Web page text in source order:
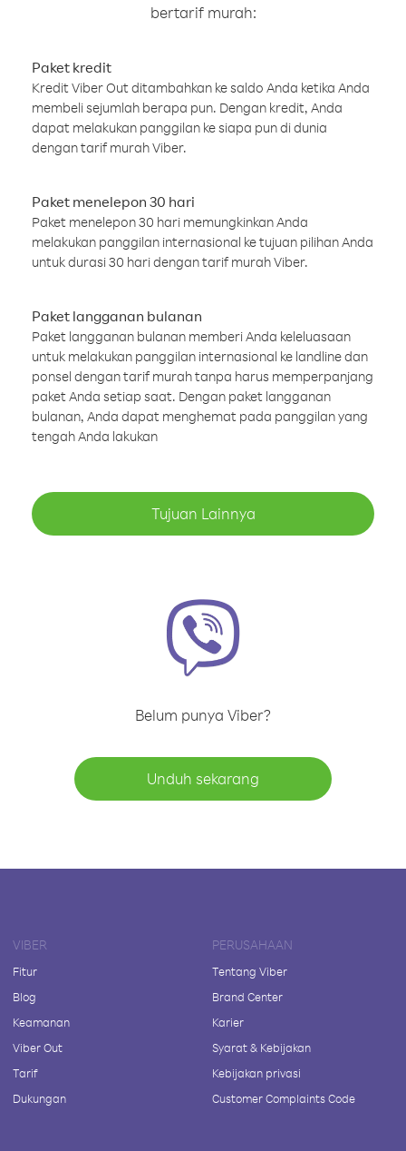
bertarif murah:
Paket kredit
Kredit Viber Out ditambahkan ke saldo Anda ketika Anda
membeli sejumlah berapa pun. Dengan kredit, Anda
dapat melakukan panggilan ke siapa pun di dunia
dengan tarif murah Viber.
Paket menelepon 30 hari
Paket menelepon 30 hari memungkinkan Anda
melakukan panggilan internasional ke tujuan pilihan Anda
untuk durasi 30 hari dengan tarif murah Viber.
Paket langganan bulanan
Paket langganan bulanan memberi Anda keleluasaan
untuk melakukan panggilan internasional ke landline dan
ponsel dengan tarif murah tanpa harus memperpanjang
paket Anda setiap saat. Dengan paket langganan
bulanan, Anda dapat menghemat pada panggilan yang
tengah Anda lakukan
Tujuan Lainnya
Belum punya Viber?
Unduh sekarang
VIBER
Fitur
Blog
Keamanan
Viber Out
Tarif
Dukungan
PERUSAHAAN
Tentang Viber
Brand Center
Karier
Syarat & Kebijakan
Kebijakan privasi
Customer Complaints Code